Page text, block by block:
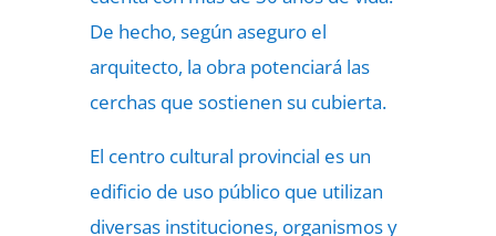
De hecho, según aseguro el
arquitecto, la obra potenciará las
cerchas que sostienen su cubierta.
El centro cultural provincial es un
edificio de uso público que utilizan
diversas instituciones, organismos y